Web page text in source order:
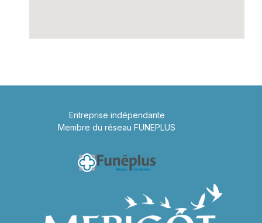
Entreprise indépendante
Membre du réseau FUNEPLUS